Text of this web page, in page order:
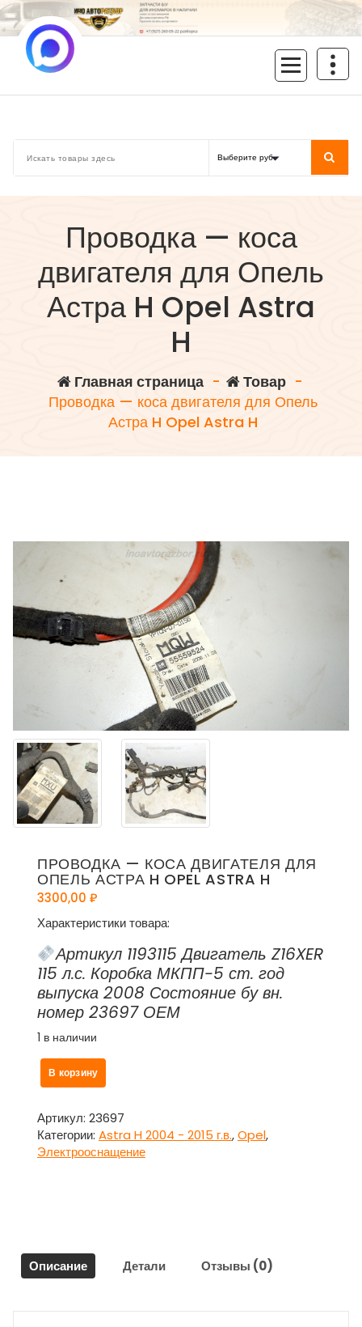
Перейти
к
содержимому
Проводка — коса
двигателя для Опель
Астра H Opel Astra
H
Главная страница- Товар-
Проводка — коса двигателя для Опель
Астра H Opel Astra H
ПРОВОДКА — КОСА ДВИГАТЕЛЯ ДЛЯ
ОПЕЛЬ АСТРА H OPEL ASTRA H
3300,00 ₽
Характеристики товара:
Артикул 1193115 Двигатель Z16XER
115 л.с. Коробка МКПП-5 ст. год
выпуска 2008 Состояние бу вн.
номер 23697 ОЕМ
1 в наличии
Количество
товара
-
коса
двигателя
Astra
H
В корзину
Артикул: 23697
Категории: Astra H 2004 - 2015 г.в.,Opel,
Электрооснащение
Описание Детали Отзывы (0)